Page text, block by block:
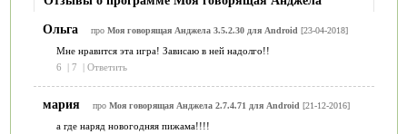
Ольга
про Моя говорящая Анджела 3.5.2.30 для Android[23-04-2018]
Мне нравится эта игра! Зависаю в ней надолго!!
6
| 7 | Ответить
мария про Моя говорящая Анджела 2.7.4.71 для Android [21-12-2016]
а где наряд новогодняя пижама!!!!